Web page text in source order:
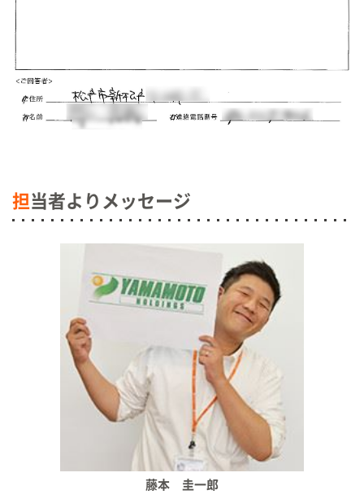
担当者よりメッセージ
藤本 圭一郎